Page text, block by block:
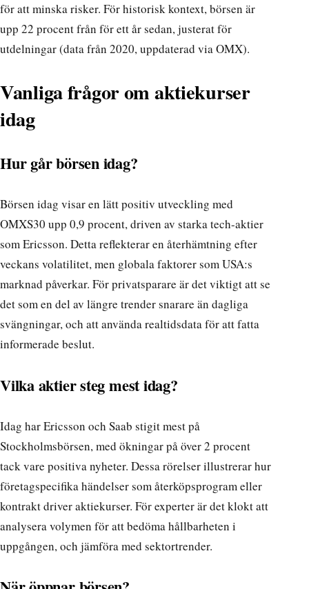
för att minska risker. För historisk kontext, börsen är
upp 22 procent från för ett år sedan, justerat för
utdelningar (data från 2020, uppdaterad via OMX).
Vanliga frågor om aktiekurser
idag
Hur går börsen idag?
Börsen idag visar en lätt positiv utveckling med
OMXS30 upp 0,9 procent, driven av starka tech-aktier
som Ericsson. Detta reflekterar en återhämtning efter
veckans volatilitet, men globala faktorer som USA:s
marknad påverkar. För privatsparare är det viktigt att se
det som en del av längre trender snarare än dagliga
svängningar, och att använda realtidsdata för att fatta
informerade beslut.
Vilka aktier steg mest idag?
Idag har Ericsson och Saab stigit mest på
Stockholmsbörsen, med ökningar på över 2 procent
tack vare positiva nyheter. Dessa rörelser illustrerar hur
företagspecifika händelser som återköpsprogram eller
kontrakt driver aktiekurser. För experter är det klokt att
analysera volymen för att bedöma hållbarheten i
uppgången, och jämföra med sektortrender.